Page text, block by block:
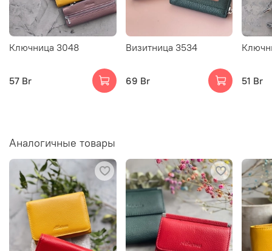
Ключница 3048
57 Br
Визитница 3534
69 Br 51 Br
Аналогичные товары